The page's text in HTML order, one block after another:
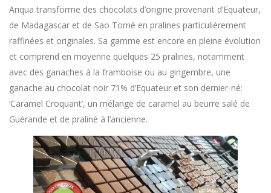
Ariqua transforme des chocolats d’origine provenant d’Equateur,
de Madagascar et de Sao Tomé en pralines particulièrement
raffinées et originales. Sa gamme est encore en pleine évolution
et comprend en moyenne quelques 25 pralines, notamment
avec des ganaches à la framboise ou au gingembre, une
ganache au chocolat noir 71% d’Equateur et son dernier-né:
‘Caramel Croquant’, un mélange de caramel au beurre salé de
Guérande et de praliné à l’ancienne.